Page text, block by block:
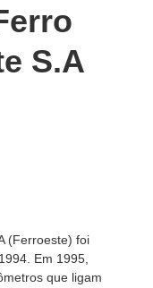
S.A
(Ferroeste) foi
Em 1995,
que ligam